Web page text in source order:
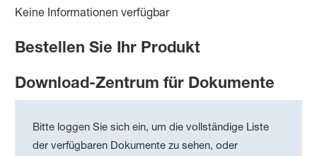
Keine Informationen verfügbar
Bestellen Sie Ihr Produkt
Download-Zentrum für Dokumente
Bitte loggen Sie sich ein, um die vollständige Liste
der verfügbaren Dokumente zu sehen, oder